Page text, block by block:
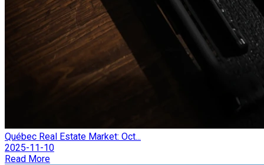
Québec Real Estate Market: Oct...
2025-11-10
Read More